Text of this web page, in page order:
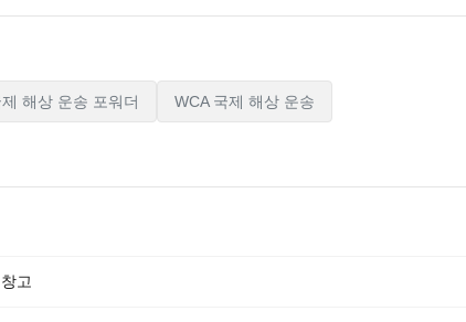
해상 운송 포워더 WCA 국제 해상 운송
창고